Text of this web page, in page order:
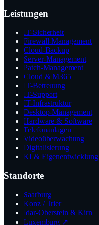
Leistungen
IT-Sicherheit
Firewall-Management
Cloud-Backup
Server-Management
Patch-Management
Cloud & M365
IT-Betreuung
IT-Support
IT-Infrastruktur
Desktop-Management
Hardware & Software
Telefonanlagen
Videoüberwachung
Digitalisierung
KI & Eigenentwicklung
Standorte
Saarburg
Konz / Trier
Idar-Oberstein & Kirn
Luxemburg ↗